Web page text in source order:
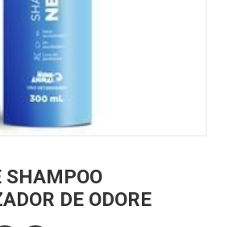
SHAMPOO
DE ODORE